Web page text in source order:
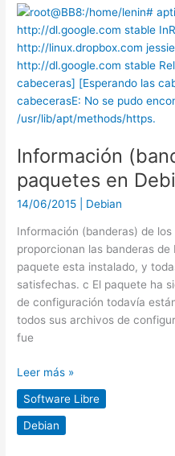
Información
paquetes en
14/06/2015 Debian
Información (banderas) de
proporcionan las banderas de
paquete esta instalado, y
satisfechas. c El paquete ha
de configuración todavía
todos sus archivos de
fue
Información
(banderas)
de
los
paquetes
en
Debian
/
Leer más »
Software Libre
Debian